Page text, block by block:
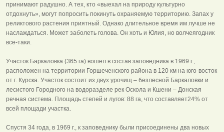
принимают радушно. А тех, кто «выехал на природу культурно
отдохнуть», могут попросить покинуть охраняемую территорию. Запах у
реликтового растения приятный. Однако длительное время им лучше не
наслаждаться. Может заболеть голова. Он хоть и Юлия, но волчеягодник
все-таки.
Участок Баркаловка (365 га) вошел в состав заповедника в 1969 г.,
расположен на территории Горшеченского района в 120 км на юго-восток
от г. Курска. Участок состоит из двух урочищ – безлесной Баркаловки и
лесистого Городного на водоразделе рек Оскола и Кшени – Донская
речная система. Площадь степей и лугов: 88 га, что составляет24% от
всей площади участка.
Спустя 34 года, в 1969 г., к заповеднику были присоединены два новых